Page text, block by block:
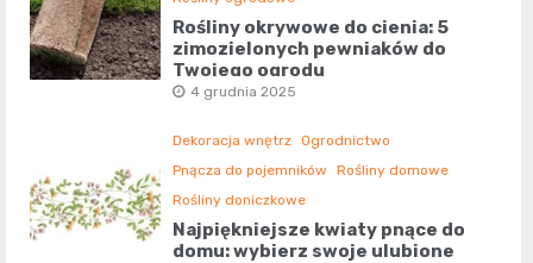
Rośliny okrywowe do cienia: 5
zimozielonych pewniaków do
Twojego ogrodu
4 grudnia 2025
Dekoracja wnętrz Ogrodnictwo
Pnącza do pojemników
Rośliny domowe
Rośliny doniczkowe
Najpiękniejsze kwiaty pnące do
domu: wybierz swoje ulubione